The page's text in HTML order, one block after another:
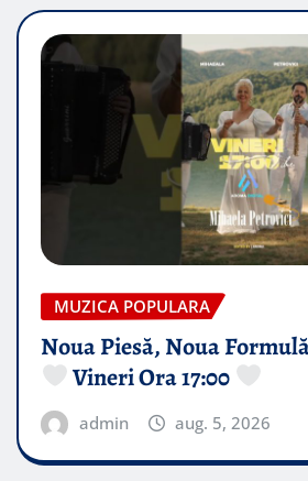
MUZICA POPULARA
Noua Piesă, Noua
Vineri Ora 17:00
admin aug. 5, 2026